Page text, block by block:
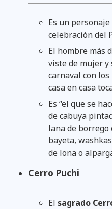
Es un
celebración del
El hombre más
viste de mujer y
carnaval con
casa en casa
Es “el que se
de cabuya
lana de borrego
bayeta,
de lona o
Cerro Puchi
El sagrado